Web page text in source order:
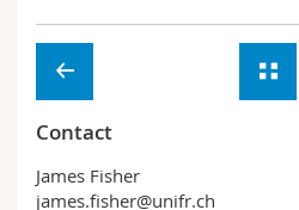
Contact
James Fisher
james.fisher@unifr.ch